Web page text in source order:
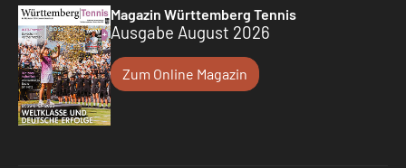
Magazin Württemberg Tennis
Ausgabe August 2026
Zum Online Magazin